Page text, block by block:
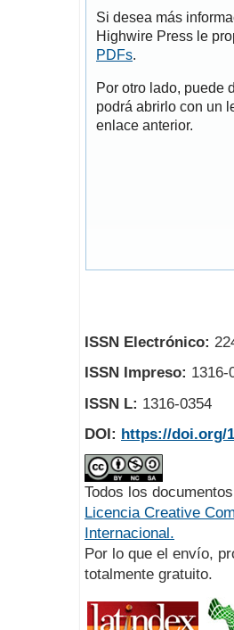
Si desea más
Highwire Press le
PDFs.
Por otro lado, puede
podrá abrirlo con un
enlace anterior.
ISSN Electrónico:
ISSN Impreso: 1316-
ISSN L: 1316-0354
DOI: https://doi.org/
Todos los
Licencia Creative
Internacional.
Por lo que el envío,
totalmente gratuito.